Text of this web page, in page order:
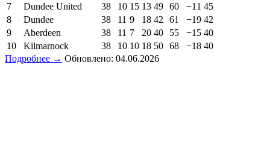
7 Dundee United 38 10 15 13 49 60 −11 45
8
Dundee 38 11 9 18 42 61 −19 42
9
Aberdeen 38 11 7 20 40 55 −15 40
10
Kilmarnock 38 10 10 18 50 68 −18 40
Подробнее → Обновлено: 04.06.2026